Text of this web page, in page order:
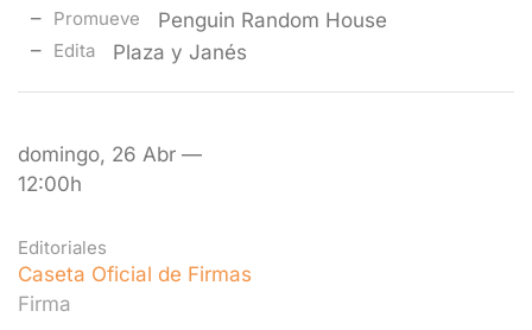
Promueve Penguin Random House
Edita Plaza y Janés
domingo, 26 Abr —
12:00h
Editoriales
Caseta Oficial de Firmas
Firma